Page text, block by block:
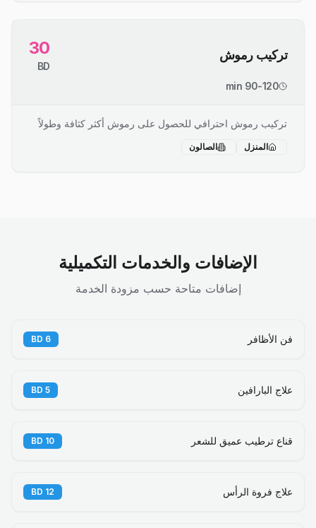
تركيب رموش 30
BD
90-120 min
تركيب رموش احترافي للحصول على رموش أكثر كثافة وطولاً
المنزل الصالون
الإضافات والخدمات التكميلية
إضافات متاحة حسب مزودة الخدمة
فن الأظافر 6
BD
علاج البارافين 5
BD
قناع ترطيب عميق للشعر 10
BD
علاج فروة الرأس 12
BD